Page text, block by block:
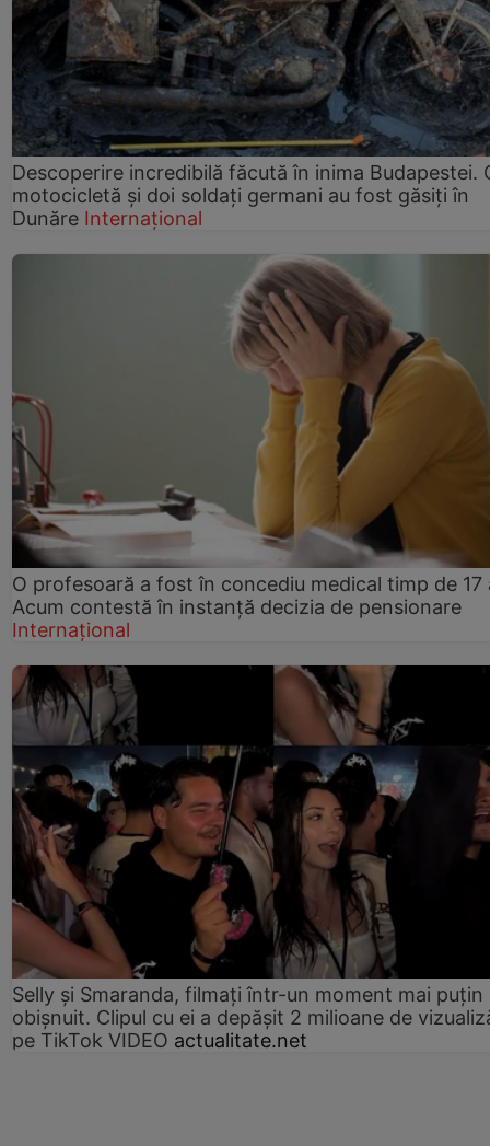
Descoperire incredibilă făcută în inima Budapestei.
motocicletă și doi soldați germani au fost găsiți în
Dunăre Internațional
O profesoară a fost în concediu medical timp de 17
Acum contestă în instanță decizia de pensionare
Internațional
Selly și Smaranda, filmați într-un moment mai puțin
obișnuit. Clipul cu ei a depășit 2 milioane de
pe TikTok VIDEO actualitate.net